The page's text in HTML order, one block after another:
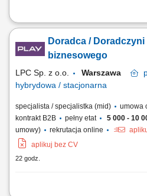
Zadania Nadzorowanie i rozpatrywanie
lotniczych. Aktywne wspieranie
harmonogramowanie oraz nadzór nad
Doradca /
biznesowego
LPC Sp. z o.o. Warszawa
hybrydowa / stacjonarna
specjalista / specjalistka (mid)
umowa
kontrakt B2B
pełny etat 5 000 - 10
umowy)
rekrutacja online
aplikuj bez CV
22 godz.